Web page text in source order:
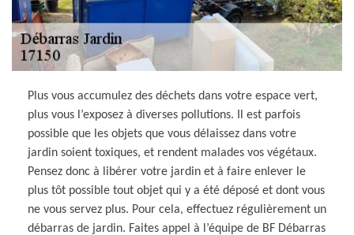
Plus vous accumulez des déchets dans votre espace vert,
plus vous l’exposez à diverses pollutions. Il est parfois
possible que les objets que vous délaissez dans votre
jardin soient toxiques, et rendent malades vos végétaux.
Pensez donc à libérer votre jardin et à faire enlever le
plus tôt possible tout objet qui y a été déposé et dont vous
ne vous servez plus. Pour cela, effectuez régulièrement un
débarras de jardin. Faites appel à l’équipe de BF Débarras